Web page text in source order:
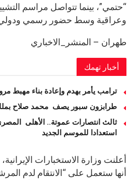
“حتمي”، بينما تتواصل مراسم
وعراقية وسط حضور رسمي
طهران – المنشر_الاخباري
أخبار تهمك
ترامب يأمر بهدم وإعادة بناء مهبط
طرابزون سبور يصف محمد صلاح
استعدادا للموسم الجديد
أعلنت وزارة الاستخبارات
أنها ستعمل على “الانتقام لدم